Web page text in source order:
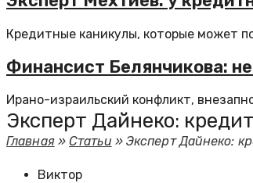
Кредитные каникулы, которые может
Финансист Белянчикова:
Ирано-израильский конфликт,
Эксперт Дайнеко:
Главная»Статьи » Эксперт Дайнеко:
Виктор